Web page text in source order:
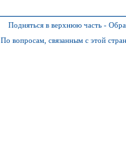
Подняться в верхнюю часть -
По вопросам, связанным с этой